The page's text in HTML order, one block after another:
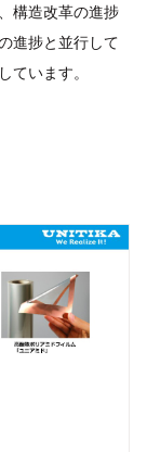
構造改革の進捗
進捗と並行して
ています。